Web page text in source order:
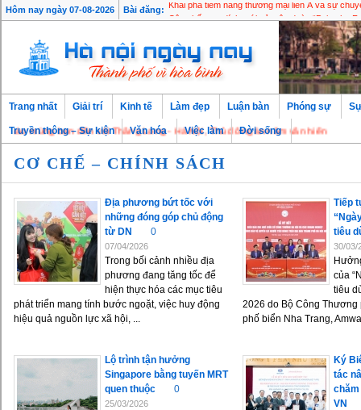
Hôm nay ngày 07-08-2026
Bài đăng:
Công bố mục đích mới của tập đoàn “Paint the
Khai phá tiềm năng thương mại liên Á và sự
mừng bạn đến với Thăng Long - Hà Nội, Thủ đô ngàn năm văn hiến
Trang nhất Giải trí Kinh tế Làm đẹp Luận bàn Phóng sự
Truyền thông – Sự kiện Văn hóa Việc làm Đời sống
CƠ CHẾ – CHÍNH SÁCH
Địa phương bứt tốc với
những đóng góp chủ động
từ DN
0
07/04/2026
Trong bối cảnh nhiều địa
phương đang tăng tốc để
hiện thực hóa các mục tiêu
phát triển mang tính bước ngoặt, việc huy động
hiệu quả nguồn lực xã hội, ...
Tiếp
tiêu
30/03/
của
tiêu
2026 do Bộ Công Thương
phố biển Nha Trang,
Lộ trình tận hưởng
Singapore bằng tuyến MRT
quen thuộc
0
25/03/2026
Ký
tác
VN